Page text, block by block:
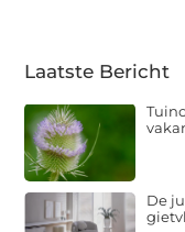
Laatste Bericht
De